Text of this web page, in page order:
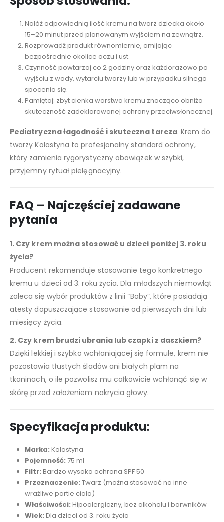
Nałóż odpowiednią ilość kremu na twarz dziecka około
15–20 minut przed planowanym wyjściem na zewnątrz.
Rozprowadź produkt równomiernie, omijając
bezpośrednie okolice oczu i ust.
Czynność powtarzaj co 2 godziny oraz każdorazowo po
wyjściu z wody, wytarciu twarzy lub w przypadku silnego
spocenia się.
Pamiętaj: zbyt cienka warstwa kremu znacząco obniża
skuteczność zadeklarowanej ochrony przeciwsłonecznej.
Pediatryczna łagodność i skuteczna tarcza. Krem do
twarzy Kolastyna to profesjonalny standard ochrony,
który zamienia rygorystyczny obowiązek w szybki,
przyjemny rytuał pielęgnacyjny.
FAQ – Najczęściej zadawane
pytania
1. Czy krem można stosować u dzieci poniżej 3. roku
życia?
Producent rekomenduje stosowanie tego konkretnego
kremu u dzieci od 3. roku życia. Dla młodszych niemowląt
zaleca się wybór produktów z linii “Baby”, które posiadają
atesty dopuszczające stosowanie od pierwszych dni lub
miesięcy życia.
2. Czy krem brudzi ubrania lub czapki z daszkiem?
Dzięki lekkiej i szybko wchłaniającej się formule, krem nie
pozostawia tłustych śladów ani białych plam na
tkaninach, o ile pozwolisz mu całkowicie wchłonąć się w
skórę przed założeniem nakrycia głowy.
Specyfikacja produktu:
Marka: Kolastyna
Pojemność: 75 ml
Filtr: Bardzo wysoka ochrona SPF 50
Przeznaczenie: Twarz (można stosować na inne
wrażliwe partie ciała)
Właściwości: Hipoalergiczny, bez alkoholu i barwników
Wiek: Dla dzieci od 3. roku życia